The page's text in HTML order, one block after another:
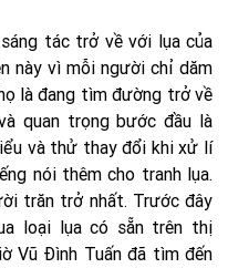
tác trở về với lụa của
này vì mỗi người chỉ dăm
là đang tìm đường trở về
quan trọng bước đầu là
và thử thay đổi khi xử lí
nói thêm cho tranh lụa.
trăn trở nhất. Trước đây
loại lụa có sẵn trên thị
Vũ Đình Tuấn đã tìm đến